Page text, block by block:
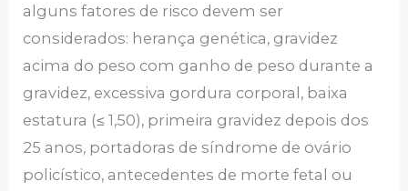
alguns fatores de risco devem ser
considerados: herança genética, gravidez
acima do peso com ganho de peso durante a
gravidez, excessiva gordura corporal, baixa
estatura (≤ 1,50), primeira gravidez depois dos
25 anos, portadoras de síndrome de ovário
policístico, antecedentes de morte fetal ou